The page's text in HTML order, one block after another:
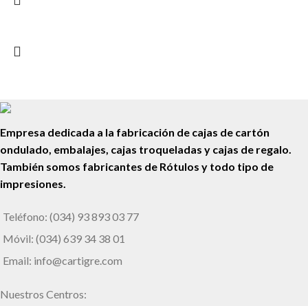
Empresa dedicada a la fabricación de cajas de cartón
ondulado, embalajes, cajas troqueladas y cajas de regalo.
También somos fabricantes de Rótulos y todo tipo de
impresiones.
Teléfono: (034) 93 893 03 77
Móvil: (034) 639 34 38 01
Email: info@cartigre.com
Nuestros Centros: